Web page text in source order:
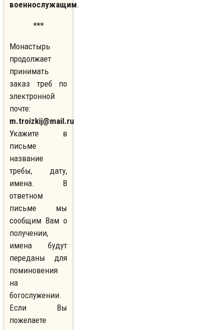
военнослужащим.
***
Монастырь
продолжает
принимать
заказ треб по
электронной
почте:
m.troizkij@mail.ru
Укажите в
письме
название
требы, дату,
имена. В
ответном
письме мы
сообщим Вам о
получении,
имена будут
переданы для
поминовения
на
богослужении.
Если Вы
пожелаете